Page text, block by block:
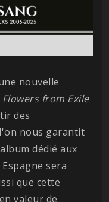
nouvelle
Flowers from Exile
des
nous garantit
dédié aux
sera
que cette
valeur de